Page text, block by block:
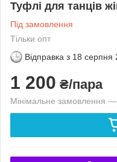
Туфлі для танців
Під замовлення
Тільки опт
Відправка з 18 серпня
1 200 ₴/пара
Мінімальне замовлення